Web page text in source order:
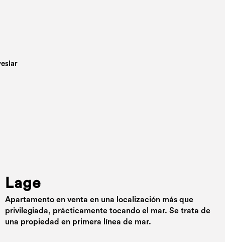
Lage
Apartamento en venta en una localización más que
privilegiada, prácticamente tocando el mar. Se trata de
una propiedad en primera línea de mar.